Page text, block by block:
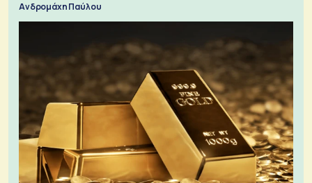
Ανδρομάχη Παύλου